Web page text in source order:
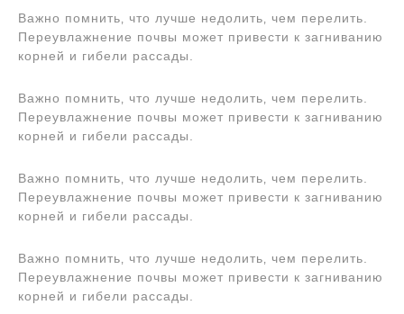
Важно помнить‚ что лучше недолить‚ чем перелить.
Переувлажнение почвы может привести к загниванию
корней и гибели рассады.
Важно помнить‚ что лучше недолить‚ чем перелить.
Переувлажнение почвы может привести к загниванию
корней и гибели рассады.
Важно помнить‚ что лучше недолить‚ чем перелить.
Переувлажнение почвы может привести к загниванию
корней и гибели рассады.
Важно помнить‚ что лучше недолить‚ чем перелить.
Переувлажнение почвы может привести к загниванию
корней и гибели рассады.